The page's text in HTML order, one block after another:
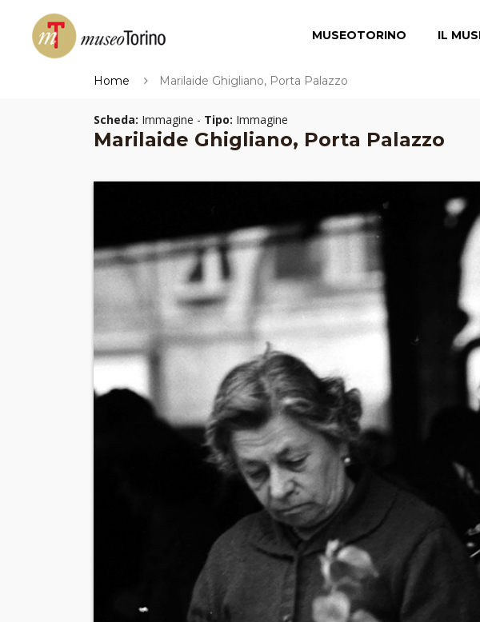
MUSEOTORINO IL
Home Marilaide Ghigliano, Porta Palazzo
Scheda: Immagine - Tipo: Immagine
Marilaide Ghigliano, Porta Palazzo